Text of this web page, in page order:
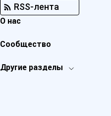
RSS-лента
Другие разделы
О нас
Сообщество